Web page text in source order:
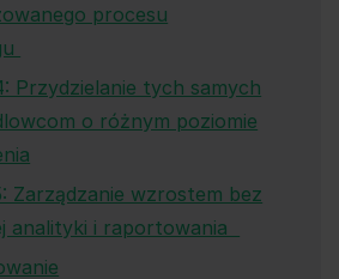
procesu
Przydzielanie tych samych
o różnym poziomie
Zarządzanie wzrostem bez
analityki i raportowania